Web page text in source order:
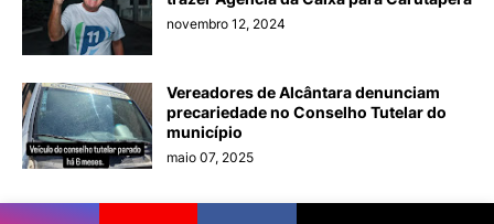
novembro 12, 2024
Vereadores de Alcântara denunciam
precariedade no Conselho Tutelar do
município
maio 07, 2025